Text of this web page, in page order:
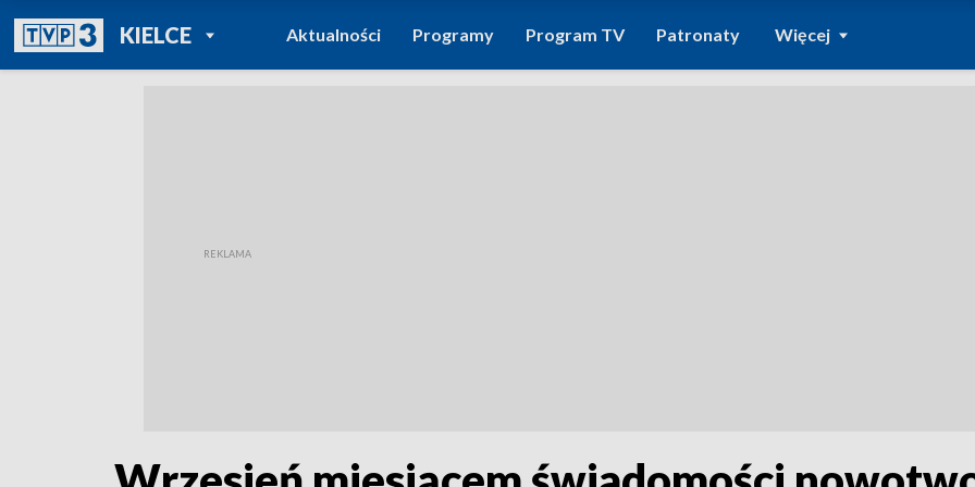
KIELCEPOWRÓT DO
TVP REGIONY
Aktualności Programy Program TV Patronaty Więcej